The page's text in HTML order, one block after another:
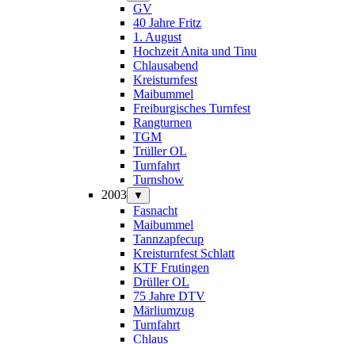
GV
40 Jahre Fritz
1. August
Hochzeit Anita und Tinu
Chlausabend
Kreisturnfest
Maibummel
Freiburgisches Turnfest
Rangturnen
TGM
Trüller OL
Turnfahrt
Turnshow
2003
▼
Fasnacht
Maibummel
Tannzapfecup
Kreisturnfest Schlatt
KTF Frutingen
Drüller OL
75 Jahre DTV
Märliumzug
Turnfahrt
Chlaus